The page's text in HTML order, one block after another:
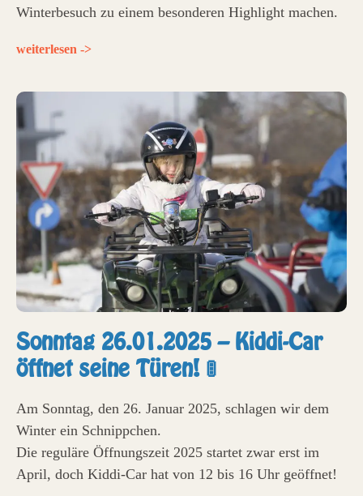
Winterbesuch zu einem besonderen Highlight machen.
weiterlesen ->
Sonntag 26.01.2025 – Kiddi-Car
öffnet seine Türen! 🚦
Am Sonntag, den 26. Januar 2025, schlagen wir dem
Winter ein Schnippchen.
Die reguläre Öffnungszeit 2025 startet zwar erst im
April, doch Kiddi-Car hat von 12 bis 16 Uhr geöffnet!